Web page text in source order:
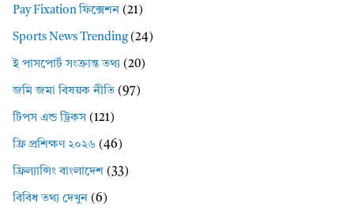
Pay Fixation ফিক্সেশন (21)
Sports News Trending(24)
ই পাসপোর্ট সংক্রান্ত তথ্য (20)
জমি জমা বিষয়ক নীতি (97)
টিপস এন্ড ট্রিকস (121)
ফ্রি প্রশিক্ষণ ২০২৬ (46)
ফ্রিল্যান্সিং বাংলাদেশ (33)
বিবিধ তথ্য দেখুন (6)